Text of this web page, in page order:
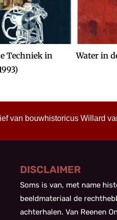
Techniek in
Water in
van bouwhistoricus Willard
DISCLAIMER
Soms is van, met name
beeldmateriaal de
achterhalen. Van Reenen